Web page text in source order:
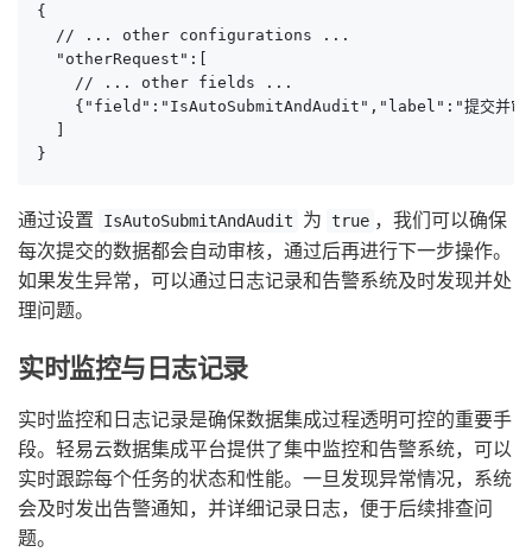
{
  // ... other configurations ...
  "otherRequest":[
    // ... other fields ...
{"field":"IsAutoSubmitAndAudit","label":"提交并
  ]
}
通过设置 IsAutoSubmitAndAudit 为 true ，我们可以确保
每次提交的数据都会自动审核，通过后再进行下一步操作。
如果发生异常，可以通过日志记录和告警系统及时发现并处
理问题。
实时监控与日志记录
实时监控和日志记录是确保数据集成过程透明可控的重要手
段。轻易云数据集成平台提供了集中监控和告警系统，可以
实时跟踪每个任务的状态和性能。一旦发现异常情况，系统
会及时发出告警通知，并详细记录日志，便于后续排查问
题。